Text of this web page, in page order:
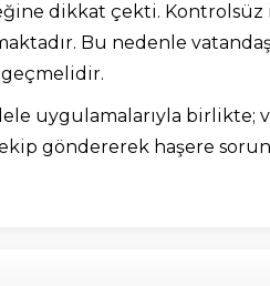
dikkat çekti. Kontrolsüz
Bu nedenle
uygulamalarıyla birlikte;
göndererek haşere